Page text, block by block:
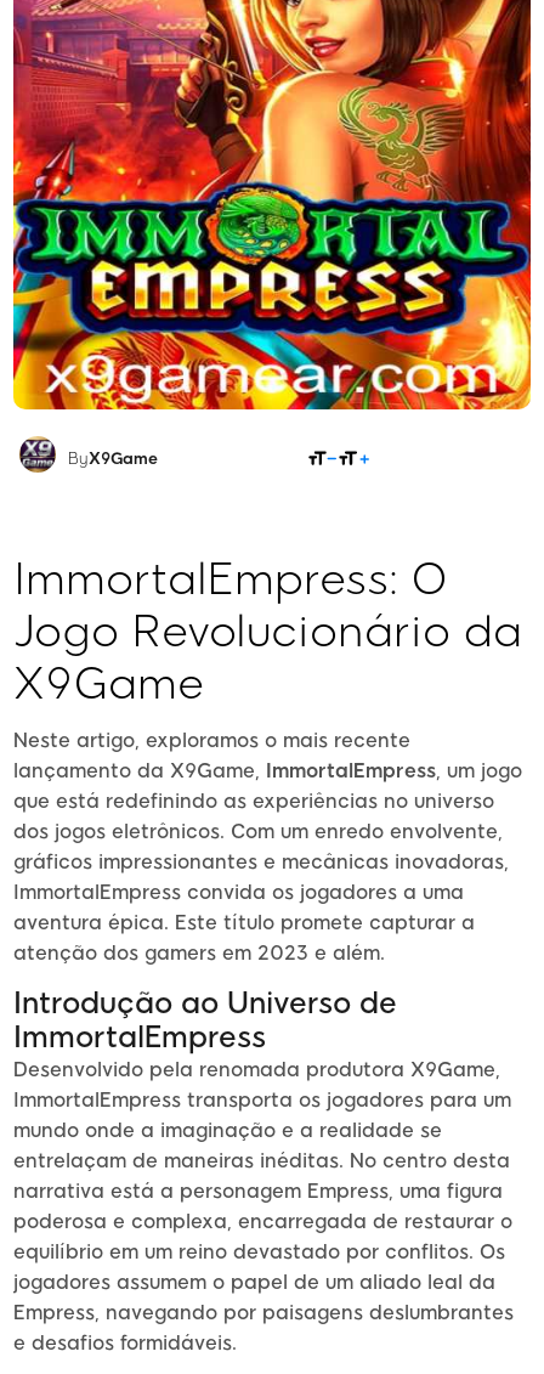
ByX9Game
ImmortalEmpress: O
Jogo Revolucionário da
X9Game
Neste artigo, exploramos o mais recente
lançamento da X9Game,
ImmortalEmpress, um jogo
que está redefinindo as experiências no universo
dos jogos eletrônicos. Com um enredo envolvente,
gráficos impressionantes e mecânicas inovadoras,
ImmortalEmpress convida os jogadores a uma
aventura épica. Este título promete capturar a
atenção dos gamers em 2023 e além.
Introdução ao Universo de
ImmortalEmpress
Desenvolvido pela renomada produtora X9Game,
ImmortalEmpress transporta os jogadores para um
mundo onde a imaginação e a realidade se
entrelaçam de maneiras inéditas. No centro desta
narrativa está a personagem Empress, uma figura
poderosa e complexa, encarregada de restaurar o
equilíbrio em um reino devastado por conflitos. Os
jogadores assumem o papel de um aliado leal da
Empress, navegando por paisagens deslumbrantes
e desafios formidáveis.